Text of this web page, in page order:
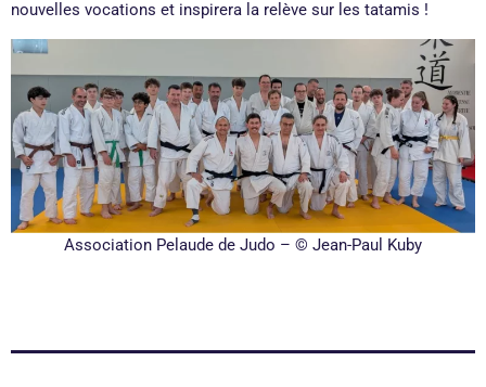
nouvelles vocations et inspirera la relève sur les tatamis !
Association Pelaude de Judo – © Jean-Paul Kuby